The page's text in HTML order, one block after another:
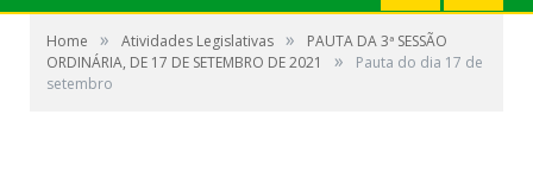
Home » Atividades Legislativas »
PAUTA DA 3ª SESSÃO
ORDINÁRIA, DE 17 DE SETEMBRO DE 2021
»
Pauta do dia 17 de
setembro